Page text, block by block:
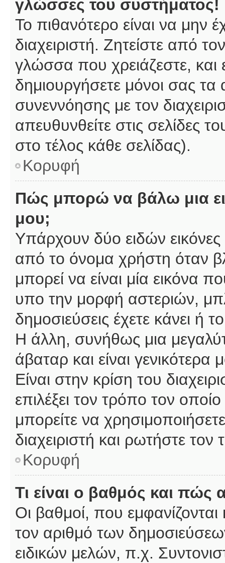
γλώσσες του συστήματος!
Το πιθανότερο είναι να μην
διαχειριστή. Ζητείστε από
γλώσσα που χρειάζεστε, και
δημιουργήσετε μόνοι σας
συνεννόησης με τον
απευθυνθείτε στις
στο τέλος κάθε σελίδας).
Κορυφή
Πώς μπορώ να βάλω μια
μου;
Υπάρχουν δύο ειδών
από το όνομα χρήστη όταν
μπορεί να είναι μία εικόνα
υπο την μορφή αστεριών,
δημοσιεύσεις έχετε κάνει
Η άλλη, συνήθως μια
άβαταρ και είναι
Είναι στην κρίση του
επιλέξει τον τρόπο τον
μπορείτε να
διαχειριστή και ρωτήστε τον
Κορυφή
Τι είναι ο βαθμός και
Οι βαθμοί, που
τον αριθμό των
ειδικών μελών, π.χ.